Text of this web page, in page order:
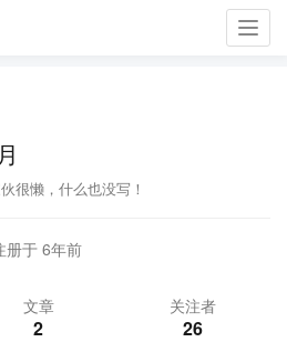
很懒，什么也没写！
册于 6年前
文章
2
关注者
26